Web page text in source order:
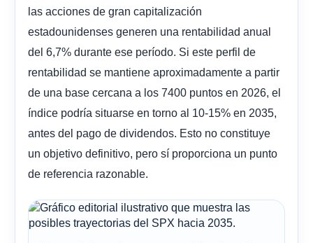
las acciones de gran capitalización
estadounidenses generen una rentabilidad anual
del 6,7% durante ese período. Si este perfil de
rentabilidad se mantiene aproximadamente a partir
de una base cercana a los 7400 puntos en 2026, el
índice podría situarse en torno al 10-15% en 2035,
antes del pago de dividendos. Esto no constituye
un objetivo definitivo, pero sí proporciona un punto
de referencia razonable.